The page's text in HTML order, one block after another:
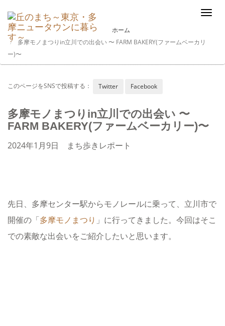
ホーム
多摩モノまつりin立川での出会い 〜 FARM BAKERY(ファームベーカリ
ー)〜
このページをSNSで投稿する： Twitter Facebook
多摩モノまつりin立川での出会い 〜
FARM BAKERY(ファームベーカリー)〜
2024年1月9日 まち歩きレポート
先日、多摩センター駅からモノレールに乗って、立川市で
開催の「多摩モノまつり 」に行ってきました。今回はそこ
での素敵な出会いをご紹介したいと思います。